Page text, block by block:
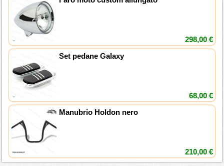
298,00 €
Set pedane Galaxy
68,00 €
Manubrio Holdon nero
210,00 €